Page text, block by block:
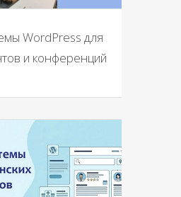
WordPress для
и конференций